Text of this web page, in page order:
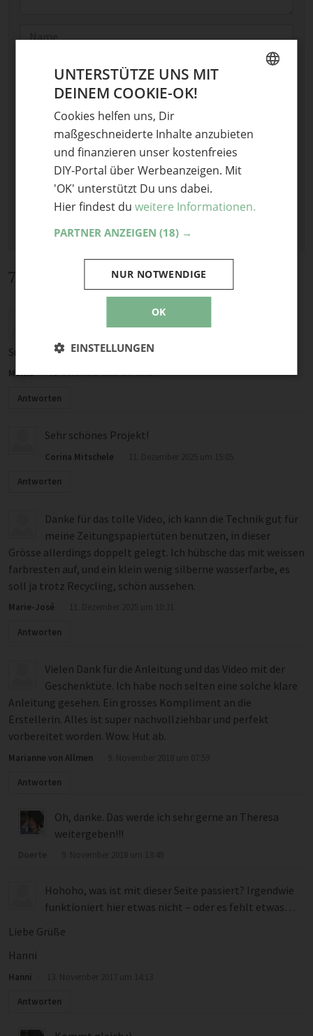
Optional: Foto teilen
Keine Datei ausgewählt
Maximale Dateigröße: 8 MB.
Bild
7 Kommentare
Tolle Idee ,individuell gestaltbar , deshalb auch das
Super! Danke!
Momo · 11. Dezember 2025 um 15:32
Antworten
Sehr schönes Projekt!
Corina Mitschele
Antworten
Danke für das tolle Video, ich kann die Technik gut für
meine Zeitungspapiertüten benutzen, in dieser
Grösse allerdings doppelt gelegt. Ich hübsche das mit weissen
farbresten auf, und ein klein wenig silberne wasserfarbe, es
soll ja trotz Recycling, schön aussehen.
Marie-José
Antworten
Vielen Dank für die Anleitung und das Video mit der
Geschenktüte. Ich habe noch selten eine solche klare
Anleitung gesehen. Ein grosses Kompliment an die
Erstellerin. Alles ist super nachvollziehbar und perfekt
vorbereitet worden. Wow. Hut ab.
Marianne von Allmen
Antworten
Oh, danke. Das werde ich sehr gerne an Theresa
weitergeben!!!
Hohoho, was ist mit dieser Seite passiert? Irgendwie
funktioniert hier etwas nicht – oder es fehlt etwas…
Liebe Grüße
Hanni
Hanni
Antworten
UNTERSTÜTZE UNS MIT
DEINEM COOKIE-OK!
Cookies helfen uns, Dir
maßgeschneiderte Inhalte anzubieten
und finanzieren unser kostenfreies
DIY-Portal über Werbeanzeigen. Mit
'OK' unterstützt Du uns dabei.
Hier findest du weitere Informationen.
PARTNER ANZEIGEN (18) →
OK
NUR NOTWENDIGE
EINSTELLUNGEN